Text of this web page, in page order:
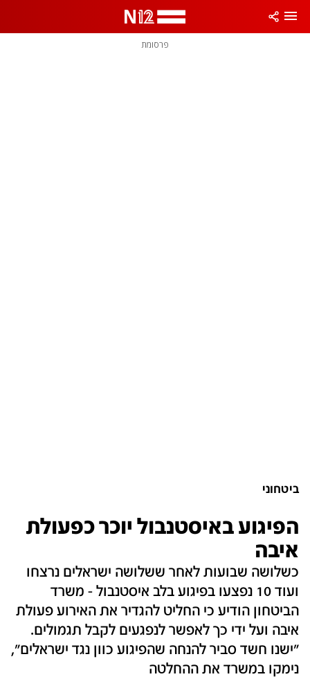
פרסומת
ביטחוני
הפיגוע באיסטנבול יוכר כפעולת
איבה
כשלושה שבועות לאחר ששלושה ישראלים נרצחו
ועוד 10 נפצעו בפיגוע בלב איסטנבול - משרד
הביטחון הודיע כי החליט להגדיר את האירוע פעולת
איבה ועל ידי כך לאפשר לנפגעים לקבל תגמולים.
"ישנו חשד סביר להנחה שהפיגוע כוון נגד ישראלים",
נימקו במשרד את ההחלטה